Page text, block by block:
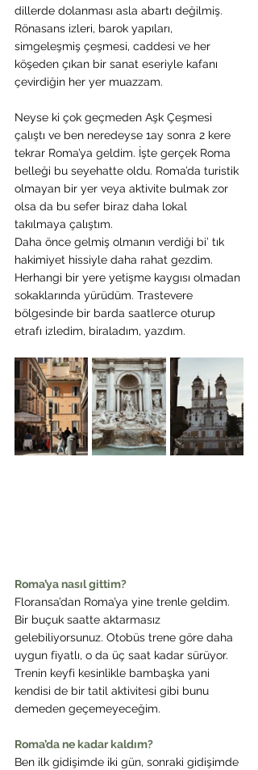
dillerde dolanması asla abartı değilmiş.
Rönasans izleri, barok yapıları,
simgeleşmiş çeşmesi, caddesi ve her
köşeden çıkan bir sanat eseriyle kafanı
çevirdiğin her yer muazzam.
Neyse ki çok geçmeden Aşk Çeşmesi
çalıştı ve ben neredeyse 1ay sonra 2 kere
tekrar Roma’ya geldim. İşte gerçek Roma
belleği bu seyehatte oldu. Roma’da turistik
olmayan bir yer veya aktivite bulmak zor
olsa da bu sefer biraz daha lokal
takılmaya çalıştım.
Daha önce gelmiş olmanın verdiği bi’ tık
hakimiyet hissiyle daha rahat gezdim.
Herhangi bir yere yetişme kaygısı olmadan
sokaklarında yürüdüm. Trastevere
bölgesinde bir barda saatlerce oturup
etrafı izledim, biraladım, yazdım.
Roma’ya nasıl gittim?
Floransa’dan Roma’ya yine trenle geldim.
Bir buçuk saatte aktarmasız
gelebiliyorsunuz. Otobüs trene göre daha
uygun fiyatlı, o da üç saat kadar sürüyor.
Trenin keyfi kesinlikle bambaşka yani
kendisi de bir tatil aktivitesi gibi bunu
demeden geçemeyeceğim.
Roma’da ne kadar kaldım?
Ben ilk gidişimde iki gün, sonraki gidişimde